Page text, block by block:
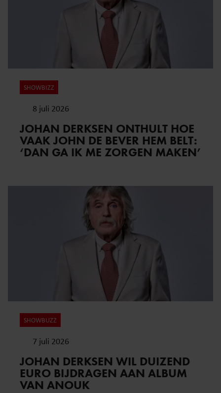
SHOWBIZZ
8 juli 2026
JOHAN DERKSEN ONTHULT HOE
VAAK JOHN DE BEVER HEM BELT:
‘DAN GA IK ME ZORGEN MAKEN’
SHOWBUZZ
7 juli 2026
JOHAN DERKSEN WIL DUIZEND
EURO BIJDRAGEN AAN ALBUM
VAN ANOUK